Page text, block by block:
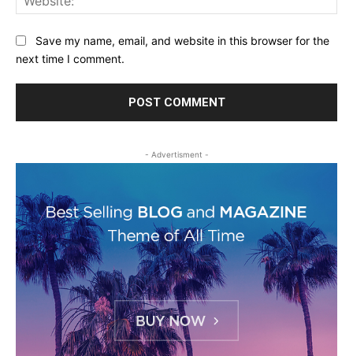
Save my name, email, and website in this browser for the
next time I comment.
- Advertisment -